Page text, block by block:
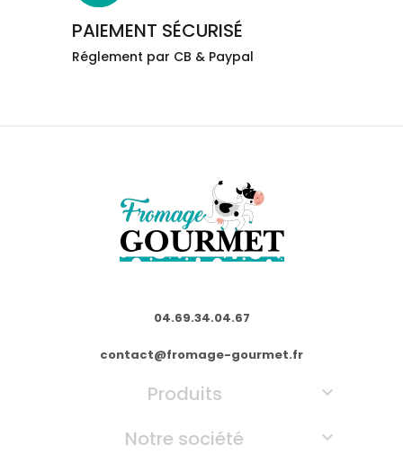
PAIEMENT SÉCURISÉ
Réglement par CB & Paypal
04.69.34.04.67
contact@fromage-gourmet.fr
Produits 
Notre société 